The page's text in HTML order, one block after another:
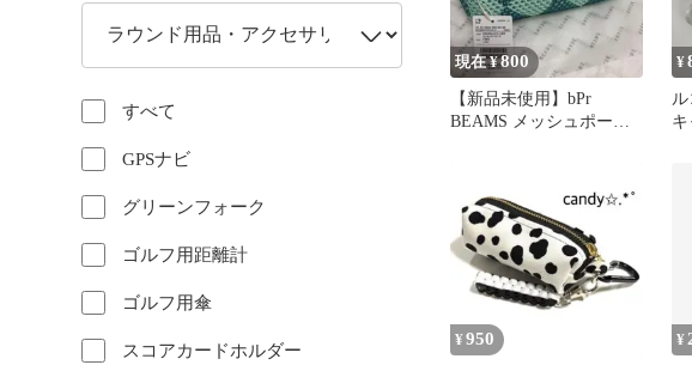
すべて
GPSナビ
グリーンフォーク
ゴルフ用距離計
ゴルフ用傘
スコアカードホルダー
現在 ¥800
【新品未使用】bPr
BEAMS メッシュポーチ
¥
¥ 950 ¥